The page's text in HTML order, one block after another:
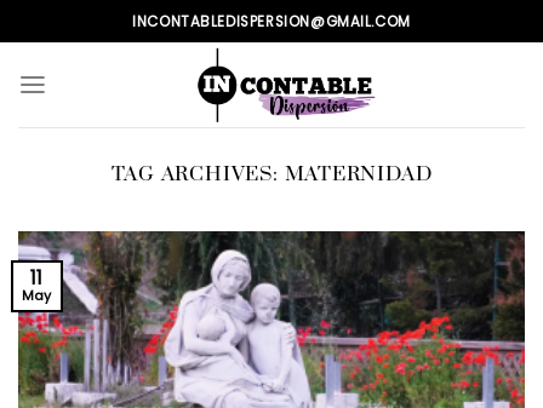
to
content
INCONTABLEDISPERSION@GMAIL.COM
TAG ARCHIVES: MATERNIDAD
11
May